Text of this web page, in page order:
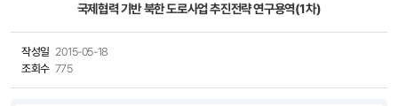
국제협력 기반 북한 도로사업 추진전략 연구용역(1차)
작성일 2015-05-18
조회수 775